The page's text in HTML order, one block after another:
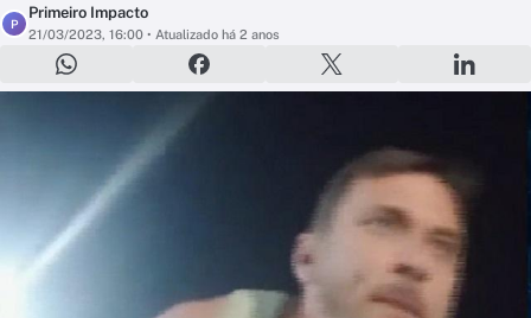
P
Primeiro Impacto
21/03/2023, 16:00 • Atualizado há 2 anos